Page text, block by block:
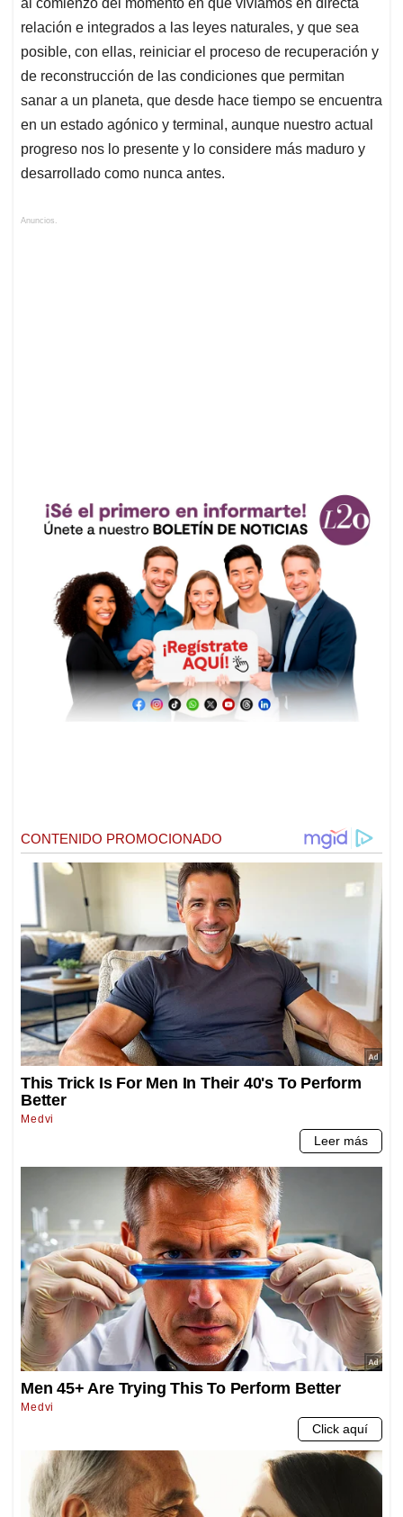
al comienzo del momento en que vivíamos en directa
relación e integrados a las leyes naturales, y que sea
posible, con ellas, reiniciar el proceso de recuperación y
de reconstrucción de las condiciones que permitan
sanar a un planeta, que desde hace tiempo se encuentra
en un estado agónico y terminal, aunque nuestro actual
progreso nos lo presente y lo considere más maduro y
desarrollado como nunca antes.
Anuncios.